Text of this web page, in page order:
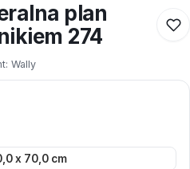
plan
274
Wally
x 70,0 cm